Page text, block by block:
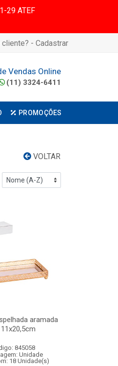
29 ATEF
cliente? - Cadastrar
Vendas Online
(11) 3324-6411
PROMOÇÕES
VOLTAR
aramada
845058
Unidade
18 Unidade(s)